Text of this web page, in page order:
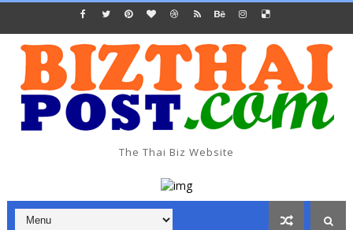
The Thai Biz Website